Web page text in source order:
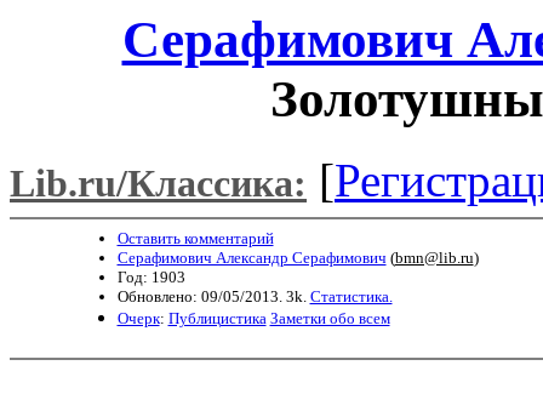
Серафимович
Lib.ru/Классика: [
Оставить комментарий
Серафимович Александр Серафимович (bmn@lib.ru)
Год: 1903
Обновлено: 09/05/2013. 3k. Статистика.
Очерк: Публицистика Заметки обо всем